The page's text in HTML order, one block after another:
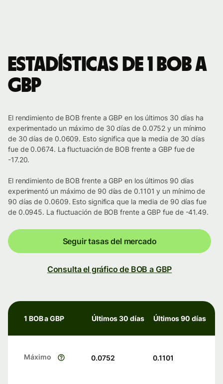
Estadísticas de 1 BOB a
GBP
El rendimiento de BOB frente a GBP en los últimos 30 días ha
experimentado un máximo de 30 días de 0.0752 y un mínimo
de 30 días de 0.0609. Esto significa que la media de 30 días
fue de 0.0674. La fluctuación de BOB frente a GBP fue de
-17.20.
El rendimiento de BOB frente a GBP en los últimos 90 días
experimentó un máximo de 90 días de 0.1101 y un mínimo de
90 días de 0.0609. Esto significa que la media de 90 días fue
de 0.0945. La fluctuación de BOB frente a GBP fue de -41.49.
Seguir tasas del mercado
Consulta el gráfico de BOB a GBP
1 BOB a GBP Últimos 30 días Últimos 90 días
Máximo 0.0752 0.1101